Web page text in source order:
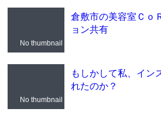
No thumbnail
倉敷市の美容室Ｃｏ
ョン共有
No thumbnail
もしかして私、イン
れたのか？